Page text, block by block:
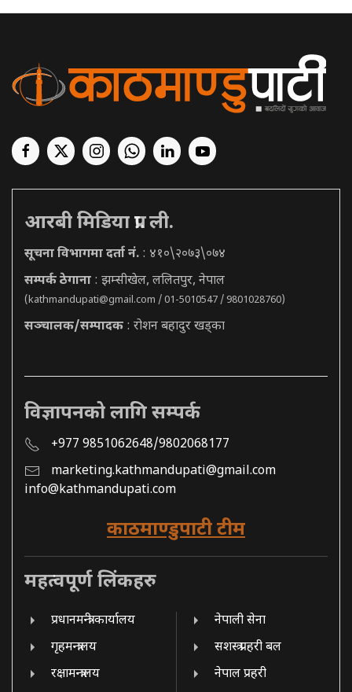
आरबी मिडिया प्रा. ली.
सूचना विभागमा दर्ता नं. : ४१०\२०७३\०७४
सम्पर्क ठेगाना : झम्सीखेल, ललितपुर, नेपाल
(kathmandupati@gmail.com / 01-5010547 / 9801028760)
सञ्चालक/सम्पादक : रोशन बहादुर खड्का
विज्ञापनको लागि सम्पर्क
+977 9851062648/9802068177
marketing.kathmandupati@gmail.com
info@kathmandupati.com
काठमाण्डुपाटी टीम
महत्वपूर्ण लिंकहरु
प्रधानमन्त्री कार्यालय
गृहमन्त्रालय
रक्षामन्त्रालय
नेपाली सेना
सशस्त्र प्रहरी बल
नेपाल प्रहरी